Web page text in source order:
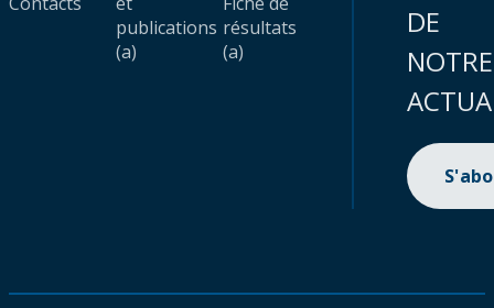
publications
(a)
résultats
(a)
DE
NOTRE